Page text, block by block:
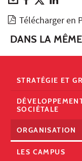
Télécharger en
DANS LA
STRATÉGIE ET
SOCIÉTALE
ORGANISATION
LES CAMPUS